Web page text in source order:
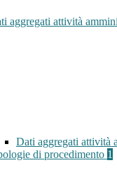
aggregati attività
Dati aggregati attività
di procedimento 1